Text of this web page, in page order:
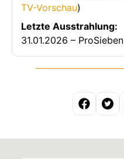
TV-Vorschau)
Letzte Ausstrahlung:
31.01.2026 – ProSieben